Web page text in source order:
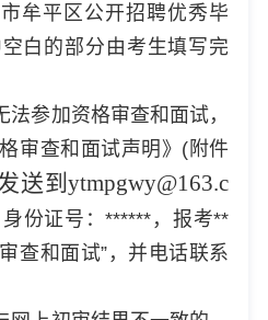
牟平区公开招聘优秀毕
白的部分由考生填写完
法参加资格审查和面试，
审查和面试声明》(附件
送到ytmpgwy@163.c
身份证号：******，报考**
查和面试”，并电话联系